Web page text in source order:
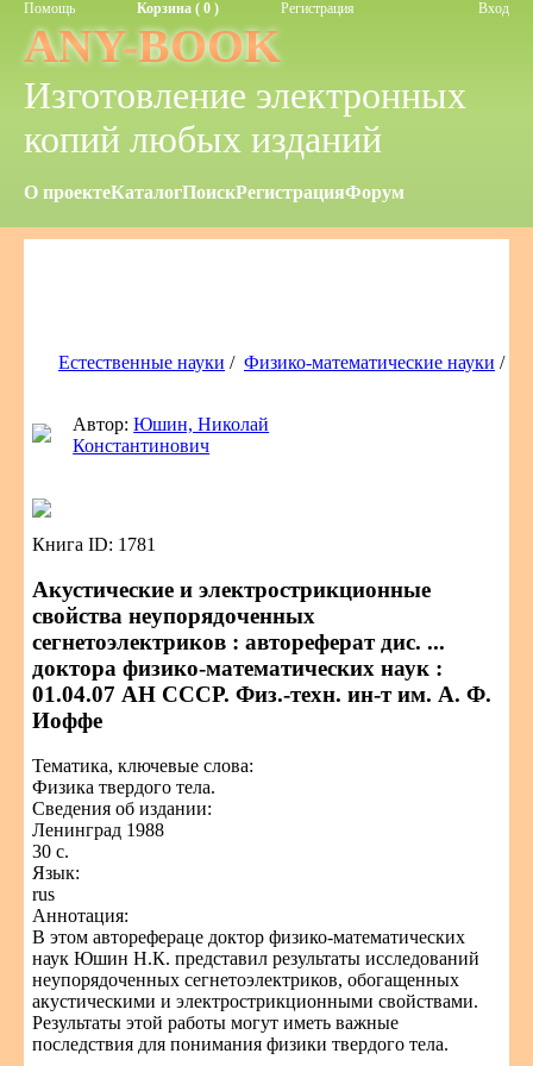
Помощь Корзина ( 0 ) Регистрация Вход
ANY-BOOK
Изготовление электронных
копий любых изданий
О проектеКаталогПоискРегистрацияФорум
Естественные науки / Физико-математические науки /
Автор:Юшин, Николай
Константинович
Книга ID: 1781
Акустические и электрострикционные
свойства неупорядоченных
сегнетоэлектриков : автореферат дис. ...
доктора физико-математических наук :
01.04.07 АН СССР. Физ.-техн. ин-т им. А. Ф.
Иоффе
Тематика, ключевые слова:
Физика твердого тела.
Сведения об издании:
Ленинград 1988
30 с.
Язык:
rus
Аннотация:
В этом авторефераце доктор физико-математических
наук Юшин Н.К. представил результаты исследований
неупорядоченных сегнетоэлектриков, обогащенных
акустическими и электрострикционными свойствами.
Результаты этой работы могут иметь важные
последствия для понимания физики твердого тела.